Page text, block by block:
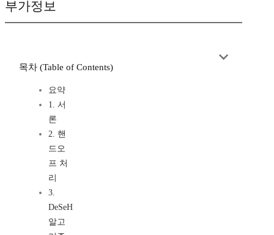
부가정보
목차 (Table of Contents)
요약
1. 서
론
2. 핸
드오
프 처
리
3.
DeSeH
알고